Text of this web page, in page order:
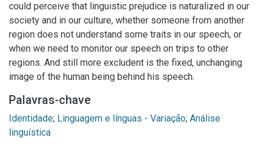
could perceive that linguistic prejudice is naturalized in our
society and in our culture, whether someone from another
region does not understand some traits in our speech, or
when we need to monitor our speech on trips to other
regions. And still more excludent is the fixed, unchanging
image of the human being behind his speech.
Palavras-chave
Identidade; Linguagem e línguas - Variação; Análise
linguística